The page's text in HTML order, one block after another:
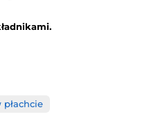
płachcie